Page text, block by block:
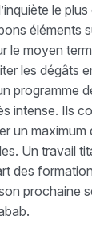
le
éléments
le moyen
les dégâts
programme
intense. Ils
un
Un travail
des
prochaine